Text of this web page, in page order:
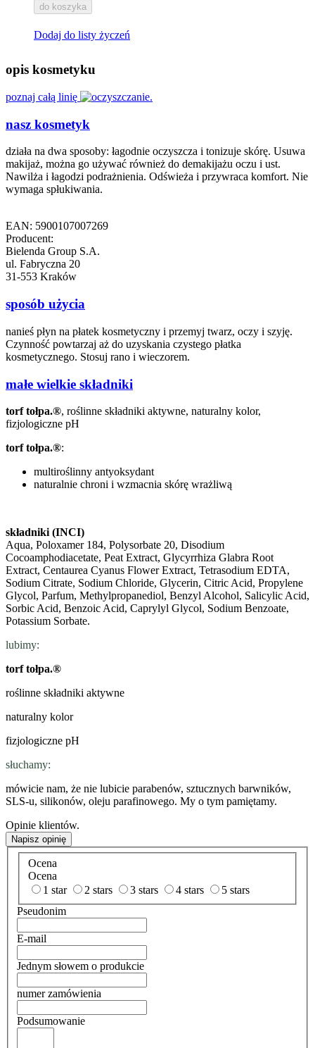
do koszyka
Dodaj do listy życzeń
opis kosmetyku
poznaj całą linię
nasz kosmetyk
działa na dwa sposoby: łagodnie oczyszcza i tonizuje skórę. Usuwa
makijaż, można go używać również do demakijażu oczu i ust.
Nawilża i łagodzi podrażnienia. Odświeża i przywraca komfort. Nie
wymaga spłukiwania.
EAN: 5900107007269
Producent:
Bielenda Group S.A.
ul. Fabryczna 20
31-553 Kraków
sposób użycia
nanieś płyn na płatek kosmetyczny i przemyj twarz, oczy i szyję.
Czynność powtarzaj aż do uzyskania czystego płatka
kosmetycznego. Stosuj rano i wieczorem.
małe wielkie składniki
torf tołpa.®, roślinne składniki aktywne, naturalny kolor,
fizjologiczne pH
torf tołpa.®:
multiroślinny antyoksydant
naturalnie chroni i wzmacnia skórę wrażliwą
składniki (INCI)
Aqua, Poloxamer 184, Polysorbate 20, Disodium
Cocoamphodiacetate, Peat Extract, Glycyrrhiza Glabra Root
Extract, Centaurea Cyanus Flower Extract, Tetrasodium EDTA,
Sodium Citrate, Sodium Chloride, Glycerin, Citric Acid, Propylene
Glycol, Parfum, Methylpropanediol, Benzyl Alcohol, Salicylic Acid,
Sorbic Acid, Benzoic Acid, Caprylyl Glycol, Sodium Benzoate,
Potassium Sorbate.
lubimy:
torf tołpa.®
roślinne składniki aktywne
naturalny kolor
fizjologiczne pH
słuchamy:
mówicie nam, że nie lubicie parabenów, sztucznych barwników,
SLS-u, silikonów, oleju parafinowego. My o tym pamiętamy.
Opinie klientów.
Napisz opinię
Ocena
Ocena
1 star
2 stars 3 stars 4 stars
5 stars
Pseudonim
E-mail
Jednym słowem o produkcie
numer zamówienia
Podsumowanie